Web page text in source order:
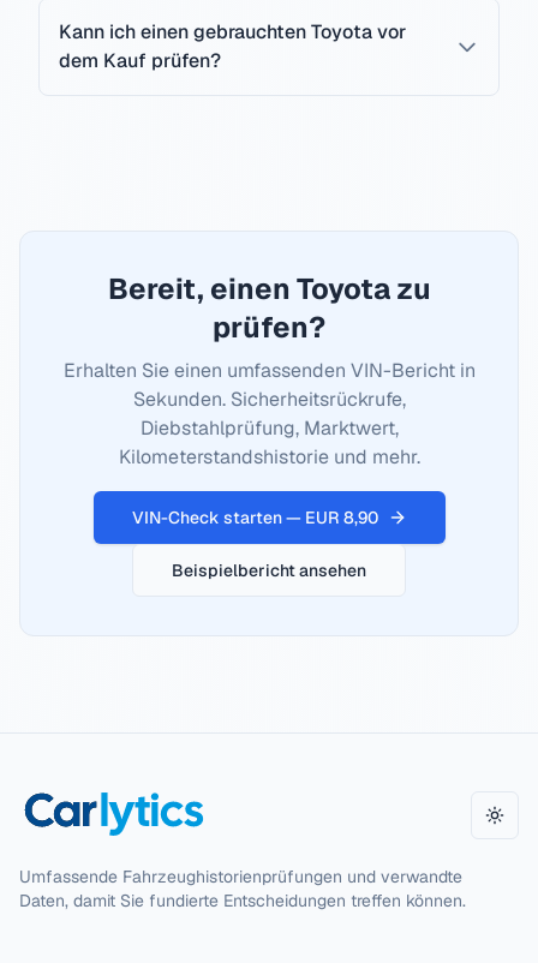
Kann ich einen gebrauchten Toyota vor
dem Kauf prüfen?
Bereit, einen Toyotazu
prüfen?
Erhalten Sie einen umfassenden VIN-Bericht in
Sekunden. Sicherheitsrückrufe,
Diebstahlprüfung, Marktwert,
Kilometerstandshistorie und mehr.
VIN-Check starten — EUR 8,90
Beispielbericht ansehen
Umfassende Fahrzeughistorienprüfungen und verwandte
Daten, damit Sie fundierte Entscheidungen treffen können.